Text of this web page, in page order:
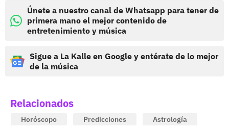
Únete a nuestro canal de Whatsapp para tener de
primera mano el mejor contenido de
entretenimiento y música
Sigue a La Kalle en Google y entérate de lo mejor
de la música
Relacionados
Horóscopo Predicciones
Astrología